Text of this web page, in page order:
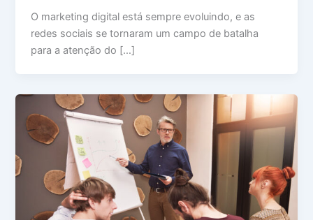
O marketing digital está sempre evoluindo, e as
redes sociais se tornaram um campo de batalha
para a atenção do […]